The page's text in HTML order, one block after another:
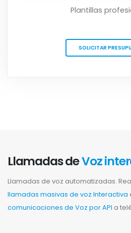
Plantillas
SOLICITAR
Llamadas deVoz
Llamadas de voz automatizadas.
llamadas masivas de voz Interactiva
comunicaciones de Voz por API a